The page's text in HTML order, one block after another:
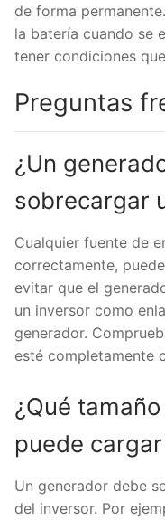
de forma
la batería cuando se
tener condiciones
Preguntas
¿Un
sobrecargar
Cualquier fuente de
correctamente,
evitar que el
un inversor como
generador.
esté completamente
¿Qué
puede
Un generador debe
del inversor. Por